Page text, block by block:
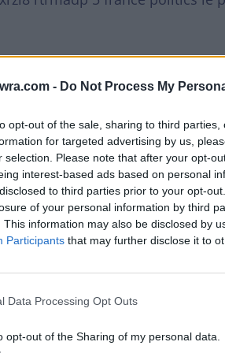
- Do Not Process My
opt-out of the sale, sharing to third
for targeted advertising by us,
selection. Please note that after your opt-
interest-based ads based on personal
to third parties prior to your opt-
of your personal information by third
This information may also be disclosed by
Participants that may further disclose it to
Data Processing Opt Outs
opt-out of the Sharing of my personal data.
απόφαση για ενοχή της Μαρίν
έχει γίνει γνωστό αν η
στη Λεπέν προς τη συμμετοχή
απόφαση, στη Λεπέν